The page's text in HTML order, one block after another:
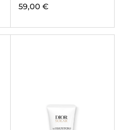
59,00 €